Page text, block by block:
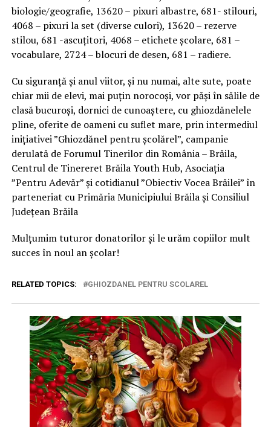
biologie/geografie, 13620 – pixuri albastre, 681- stilouri,
4068 – pixuri la set (diverse culori), 13620 – rezerve
stilou, 681 -ascuțitori, 4068 – etichete școlare, 681 –
vocabulare, 2724 – blocuri de desen, 681 – radiere.
Cu siguranță și anul viitor, și nu numai, alte sute, poate
chiar mii de elevi, mai puțin norocoși, vor păși în sălile de
clasă bucuroși, dornici de cunoaștere, cu ghiozdănelele
pline, oferite de oameni cu suflet mare, prin intermediul
inițiativei ”Ghiozdănel pentru școlărel”, campanie
derulată de Forumul Tinerilor din România – Brăila,
Centrul de Tinereret Brăila Youth Hub, Asociația
”Pentru Adevăr” și cotidianul ”Obiectiv Vocea Brăilei” în
parteneriat cu Primăria Municipiului Brăila și Consiliul
Județean Brăila
Mulțumim tuturor donatorilor și le urăm copiilor mult
succes în noul an școlar!
RELATED TOPICS: GHIOZDANEL PENTRU SCOLAREL